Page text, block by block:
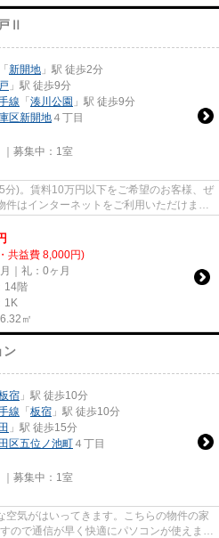
Ⅱ
「 新開地 」駅 徒歩2分
」駅 徒歩9分
線 「 湊川公園 」駅 徒歩9分
区新開地 ４丁目
募集中： 1室
)。賃料10万円以下をご希望のお客様、ぜ
はインターネットをご利用いただけま
共益費 8,000円)
｜礼：0ヶ月
14階
1K
㎡
ン
宿 」駅 徒歩10分
線 「 板宿 」駅 徒歩10分
」駅 徒歩15分
区五位ノ池町 ４丁目
募集中： 1室
空気がはいってきます。こちらの物件の家
ので通信が早く快適にパソコンが使えま